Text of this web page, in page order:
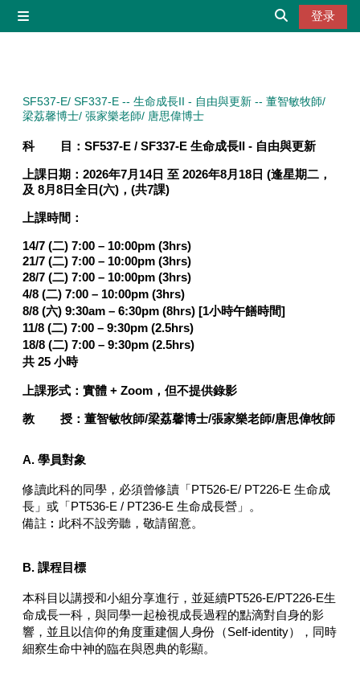
登录
SF537-E/ SF337-E -- 生命成長II - 自由與更新 -- 董智敏牧師/
梁荔馨博士/ 張家樂老師/ 唐思偉博士
科 目： SF537-E / SF337-E 生命成長II - 自由與更新
上課日期： 2026年7月14日 至 2026年8月18日 (逢星期二，
及 8月8日全日(六)，(共7課)
上課時間：
14/7 (二) 7:00 – 10:00pm (3hrs)
21/7 (二) 7:00 – 10:00pm (3hrs)
28/7 (二) 7:00 – 10:00pm (3hrs)
4/8 (二) 7:00 – 10:00pm (3hrs)
8/8 (六) 9:30am – 6:30pm (8hrs) [1小時午饍時間]
11/8 (二) 7:00 – 9:30pm (2.5hrs)
18/8 (二) 7:00 – 9:30pm (2.5hrs)
共 25 小時
上課形式： 實體 + Zoom， 但不提供錄影
教 授： 董智敏牧師/梁荔馨博士/張家樂老師/唐思偉牧師
A. 學員對象
修讀此科的同學，必須曾修讀「PT526-E/ PT226-E 生命成
長」或「PT536-E / PT236-E 生命成長營」。
備註︰此科不設旁聽，敬請留意。
B. 課程目標
本科目以講授和小組分享進行，並延續PT526-E/PT226-E生
命成長一科，與同學一起檢視成長過程的點滴對自身的影
響，並且以信仰的角度重建個人身份（Self-identity），同時
細察生命中神的臨在與恩典的彰顯。